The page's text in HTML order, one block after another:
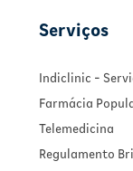
Serviços
Indiclinic -
Farmácia
Telemedicina
Regulamento